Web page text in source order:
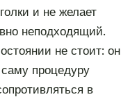
и не желает
неподходящий.
не стоит: он
саму процедуру
в